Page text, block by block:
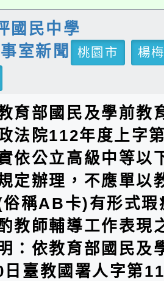
國民中學
室新聞
桃園市
楊
育部國民及學前教
法院112年度上字
依公立高級中等以
定辦理，不應單以
稱AB卡)有形式瑕
教師輔導工作表現
：依教育部國民及
臺教國署人字第